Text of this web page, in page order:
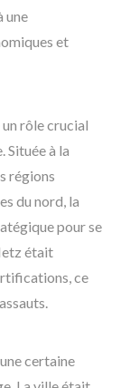
une
et
rôle crucial
Située à la
régions
du nord, la
pour se
était
ce
certaine